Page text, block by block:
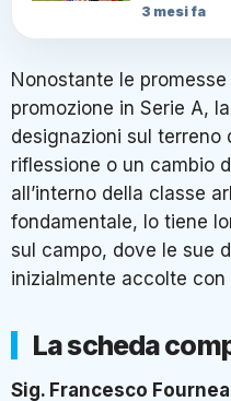
3 mesi fa
Nonostante le
promozione in Serie A,
designazioni sul
riflessione o un cambio
all’interno della classe
fondamentale, lo tiene
sul campo, dove le sue
inizialmente accolte con
La scheda
Sig. Francesco